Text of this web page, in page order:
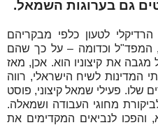
גם בערוגות השמאל.
הרדיקלי לטעון כלפי מבקריהם
המפד"ל וכדומה – על כך שהם
את קיצוניו הוא. אכן, מאז
המדינות לשיח הישראלי, רווה
שלו. פעילי שמאל קיצוני, פוסט
לביקורת מחוגי העבודה ושמאלה.
לנביאים המקדימים את